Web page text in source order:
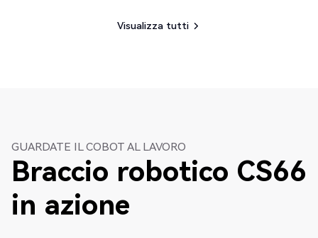
Visualizza tutti
GUARDATE IL COBOT AL LAVORO
Braccio robotico CS66
in azione